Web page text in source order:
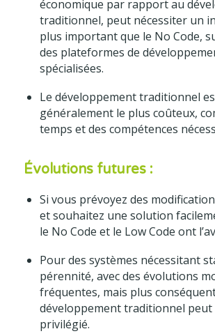
économique par rapport au
traditionnel, peut nécessiter un
plus important que le No Code,
des plateformes de
spécialisées.
Le développement traditionnel
généralement le plus coûteux,
temps et des compétences
Évolutions futures :
Si vous prévoyez des
et souhaitez une solution
le No Code et le Low Code ont
Pour des systèmes nécessitant
pérennité, avec des évolutions
fréquentes, mais plus
développement traditionnel peut
privilégié.